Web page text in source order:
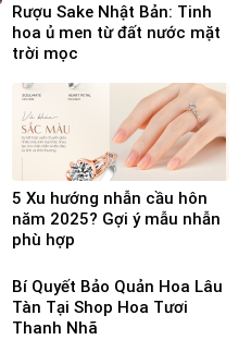
Rượu Sake Nhật Bản: Tinh
hoa ủ men từ đất nước mặt
trời mọc
5 Xu hướng nhẫn cầu hôn
năm 2025? Gợi ý mẫu nhẫn
phù hợp
Bí Quyết Bảo Quản Hoa Lâu
Tàn Tại Shop Hoa Tươi
Thanh Nhã